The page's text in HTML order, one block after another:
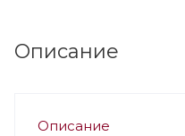
Описание
Описание